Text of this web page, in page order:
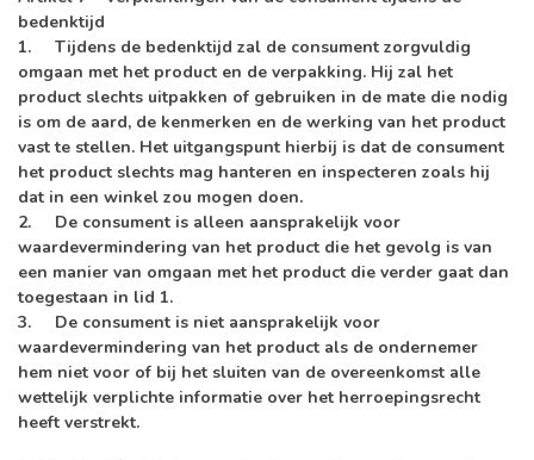
bedenktijd
1. Tijdens de bedenktijd zal de consument zorgvuldig
omgaan met het product en de verpakking. Hij zal het
product slechts uitpakken of gebruiken in de mate die nodig
is om de aard, de kenmerken en de werking van het product
vast te stellen. Het uitgangspunt hierbij is dat de consument
het product slechts mag hanteren en inspecteren zoals hij
dat in een winkel zou mogen doen.
2. De consument is alleen aansprakelijk voor
waardevermindering van het product die het gevolg is van
een manier van omgaan met het product die verder gaat dan
toegestaan in lid 1.
3. De consument is niet aansprakelijk voor
waardevermindering van het product als de ondernemer
hem niet voor of bij het sluiten van de overeenkomst alle
wettelijk verplichte informatie over het herroepingsrecht
heeft verstrekt.